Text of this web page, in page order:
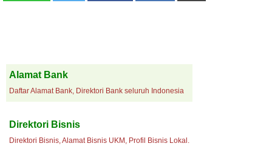
Alamat Bank
Daftar Alamat Bank, Direktori Bank seluruh Indonesia
Direktori Bisnis
Direktori Bisnis, Alamat Bisnis UKM, Profil Bisnis Lokal.